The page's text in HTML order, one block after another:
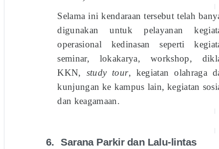
Selama ini kendaraan tersebut telah
digunakan untuk pelayanan
operasional kedinasan seperti
seminar, lokakarya, workshop,
KKN, study tour, kegiatan olahraga
kunjungan ke kampus lain, kegiatan
dan keagamaan.
6. Sarana Parkir dan Lalu-lintas